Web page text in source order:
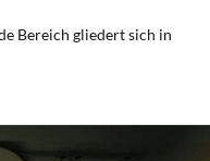
Bereich gliedert sich in